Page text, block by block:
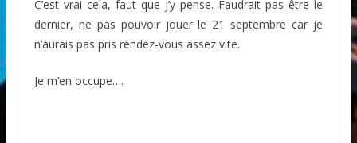
C’est vrai cela, faut que j’y pense. Faudrait pas être le
dernier, ne pas pouvoir jouer le 21 septembre car je
n’aurais pas pris rendez-vous assez vite.
Je m’en occupe….